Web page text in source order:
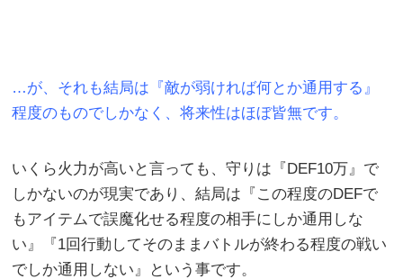
…が、それも結局は『敵が弱ければ何とか通用する』
程度のものでしかなく、将来性はほぼ皆無です。
いくら火力が高いと言っても、守りは『DEF10万』で
しかないのが現実であり、結局は『この程度のDEFで
もアイテムで誤魔化せる程度の相手にしか通用しな
い』『1回行動してそのままバトルが終わる程度の戦い
でしか通用しない』という事です。